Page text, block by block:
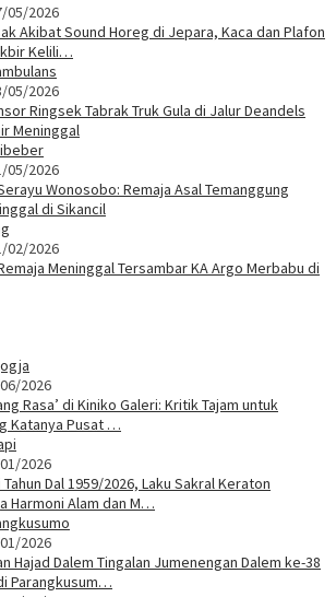
05/2026
Akibat Sound Horeg di Jepara, Kaca dan Plafon
Kelili…
05/2026
Ringsek Tabrak Truk Gula di Jalur Deandels
Meninggal
05/2026
Wonosobo: Remaja Asal Temanggung
di Sikancil
02/2026
Meninggal Tersambar KA Argo Merbabu di
2026
Rasa’ di Kiniko Galeri: Kritik Tajam untuk
Katanya Pusat …
2026
Dal 1959/2026, Laku Sakral Keraton
Harmoni Alam dan M…
2026
Hajad Dalem Tingalan Jumenengan Dalem ke-38
Parangkusum…